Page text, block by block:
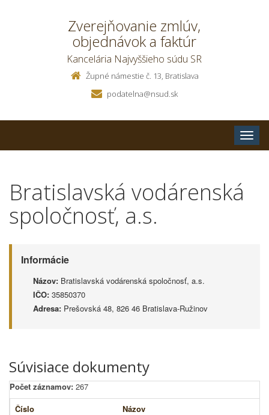
Zverejňovanie zmlúv,
objednávok a faktúr
Kancelária Najvyššieho súdu SR
Župné námestie č. 13, Bratislava
podatelna@nsud.sk
Toggle
Bratislavská vodárenská
spoločnosť, a.s.
Informácie
Názov: Bratislavská vodárenská spoločnosť, a.s.
IČO: 35850370
Adresa: Prešovská 48, 826 46 Bratislava-Ružinov
Súvisiace dokumenty
Počet záznamov: 267
Číslo
Názov